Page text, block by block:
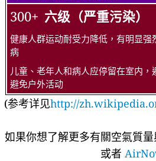
300+ 六级（严重污染）
健康人群运动耐受力降低，有明显
病
儿童、老年人和病人应停留在室内
避免户外活动
(参考详见http://
如果你想了解更多有關空氣質
或者